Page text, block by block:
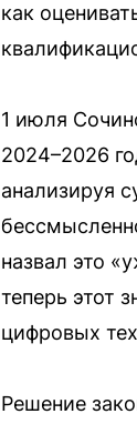
как
1 июля
2024–2026
анализируя
назвал это
теперь этот
цифровых
Решение